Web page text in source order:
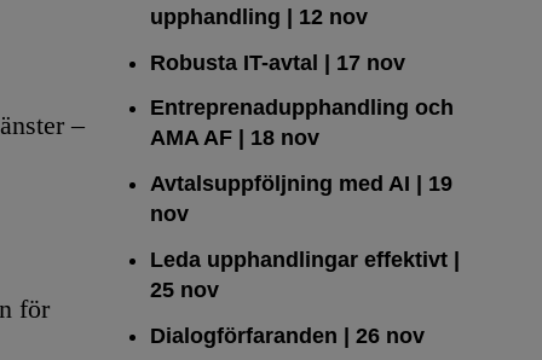
–
för
upphandling | 12 nov
Robusta IT-avtal | 17 nov
Entreprenadupphandling och
AMA AF | 18 nov
Avtalsuppföljning med AI | 19
nov
Leda upphandlingar effektivt |
25 nov
Dialogförfaranden | 26 nov